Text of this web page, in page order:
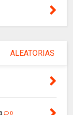
ALEATORIAS
0